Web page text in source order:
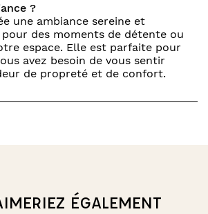
?
une ambiance sereine et
pour des moments de détente ou
espace. Elle est parfaite pour
avez besoin de vous sentir
de propreté et de confort.
ÉGALEMENT